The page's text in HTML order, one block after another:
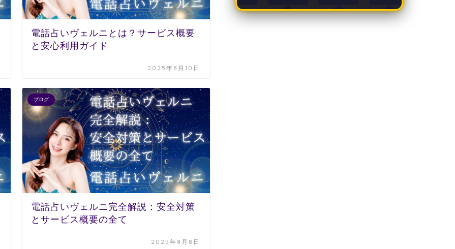
電話占いヴェルニとは？サービス概要
と安心利用ガイド
2025年8月10日
ブログ
電話占いヴェルニ完全解説：安全対策
とサービス概要の全て
2025年8月8日